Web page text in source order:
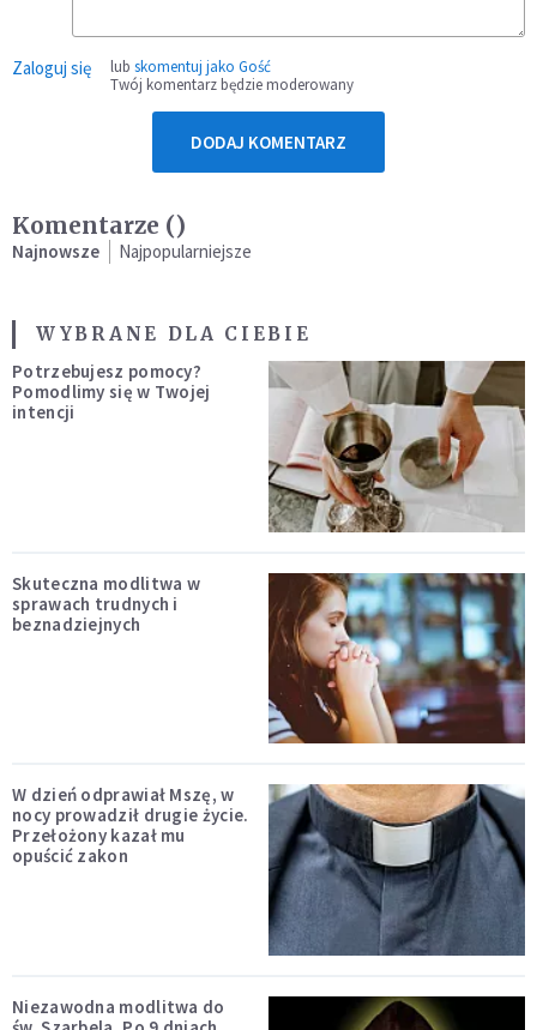
Zaloguj się lub skomentuj jako Gość
Twój komentarz będzie moderowany
DODAJ KOMENTARZ
Komentarze ()
Najnowsze Najpopularniejsze
WYBRANE DLA CIEBIE
Potrzebujesz pomocy?
Pomodlimy się w Twojej
intencji
Skuteczna modlitwa w
sprawach trudnych i
beznadziejnych
W dzień odprawiał Mszę, w
nocy prowadził drugie życie.
Przełożony kazał mu
opuścić zakon
Niezawodna modlitwa do